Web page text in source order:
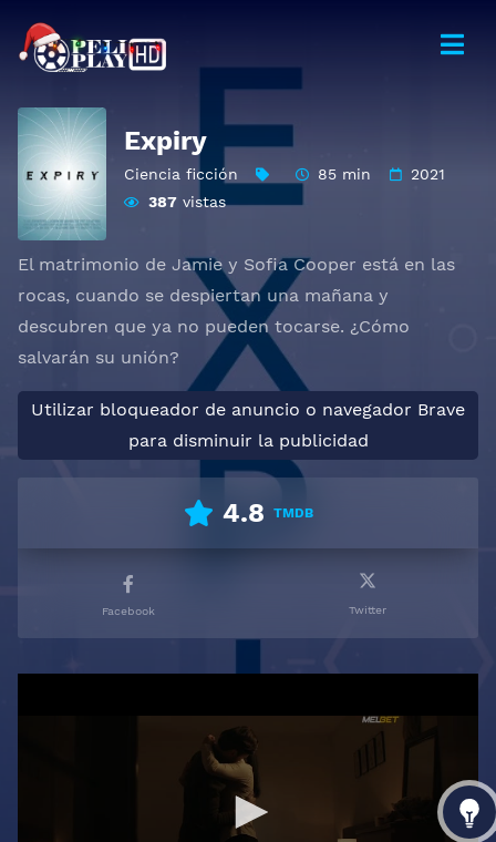
Expiry
Ciencia ficción 85 min
2021
387 vistas
El matrimonio de Jamie y Sofia Cooper está en las
rocas, cuando se despiertan una mañana y
descubren que ya no pueden tocarse. ¿Cómo
salvarán su unión?
Utilizar bloqueador de anuncio o navegador Brave
para disminuir la publicidad
4.8 TMDB
Facebook Twitter